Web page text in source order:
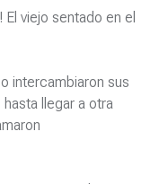
viejo sentado en el
intercambiaron sus
llegar a otra